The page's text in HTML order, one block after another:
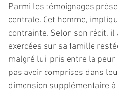
Parmi les témoignages
centrale. Cet homme,
contrainte. Selon son récit,
exercées sur sa famille
malgré lui, pris entre la peur
pas avoir comprises dans
dimension supplémentaire